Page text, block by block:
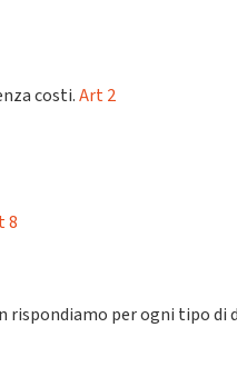
costi.Art 2
8
rispondiamo per ogni tipo